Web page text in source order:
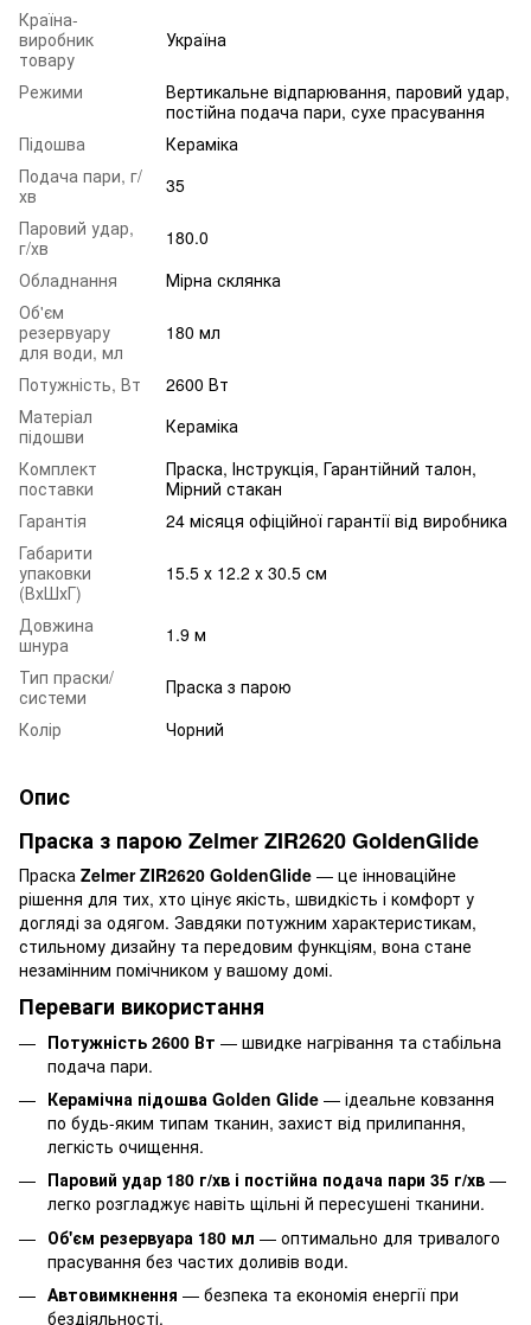
Країна-
виробник
товару
Україна
Режими
Вертикальне відпарювання, паровий удар,
постійна подача пари, сухе прасування
Підошва
Кераміка
Подача пари, г/
хв
35
Паровий удар,
г/хв
180.0
Обладнання
Мірна склянка
Об'єм
резервуару
для води, мл
180 мл
Потужність, Вт
2600 Вт
Матеріал
підошви
Кераміка
Комплект
поставки
Праска, Інструкція, Гарантійний талон,
Мірний стакан
Гарантія
24 місяця офіційної гарантії від виробника
Габарити
упаковки
(ВхШхГ)
15.5 х 12.2 х 30.5 см
Довжина
шнура
1.9 м
Тип праски/
системи
Праска з парою
Колір
Чорний
Опис
Праска з парою Zelmer ZIR2620 GoldenGlide
Праска Zelmer ZIR2620 GoldenGlide — це інноваційне
рішення для тих, хто цінує якість, швидкість і комфорт у
догляді за одягом. Завдяки потужним характеристикам,
стильному дизайну та передовим функціям, вона стане
незамінним помічником у вашому домі.
Переваги використання
Потужність 2600 Вт — швидке нагрівання та стабільна
подача пари.
Керамічна підошва Golden Glide — ідеальне ковзання
по будь-яким типам тканин, захист від прилипання,
легкість очищення.
Паровий удар 180 г/хв і постійна подача пари 35 г/хв —
легко розгладжує навіть щільні й пересушені тканини.
Об'єм резервуара 180 мл — оптимально для тривалого
прасування без частих доливів води.
Автовимкнення — безпека та економія енергії при
бездіяльності.